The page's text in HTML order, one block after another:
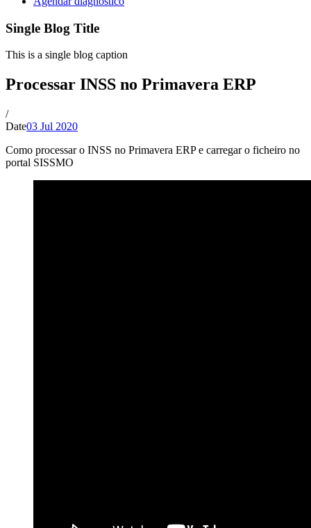
Single Blog Title
This is a single blog caption
Processar INSS no Primavera ERP
/
Date03 Jul 2020
Como processar o INSS no Primavera ERP e carregar o ficheiro no
portal SISSMO